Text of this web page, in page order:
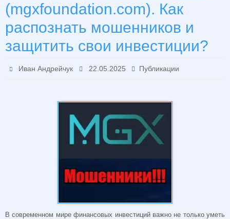
(mgxfoundation.com). Как
распознать мошенников и
защитить свои инвестиции?
Иван Андрейчук 22.05.2025 Публикации
В современном мире финансовых инвестиций важно не только уметь